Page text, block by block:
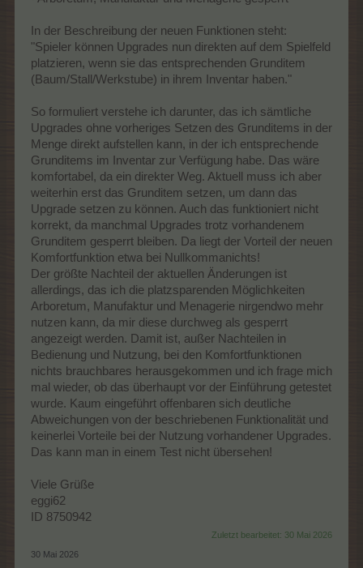
In der Beschreibung der neuen Funktionen steht:
"Spieler können Upgrades nun direkten auf dem Spielfeld
platzieren, wenn sie das entsprechenden Grunditem
(Baum/Stall/Werkstube) in ihrem Inventar haben."
So formuliert verstehe ich darunter, das ich sämtliche
Upgrades ohne vorheriges Setzen des Grunditems in der
Menge direkt aufstellen kann, in der ich entsprechende
Grunditems im Inventar zur Verfügung habe. Das wäre
komfortabel, da ein direkter Weg. Aktuell muss ich aber
weiterhin erst das Grunditem setzen, um dann das
Upgrade setzen zu können. Auch das funktioniert nicht
korrekt, da manchmal Upgrades trotz vorhandenem
Grunditem gesperrt bleiben. Da liegt der Vorteil der neuen
Komfortfunktion etwa bei Nullkommanichts!
Der größte Nachteil der aktuellen Änderungen ist
allerdings, das ich die platzsparenden Möglichkeiten
Arboretum, Manufaktur und Menagerie nirgendwo mehr
nutzen kann, da mir diese durchweg als gesperrt
angezeigt werden. Damit ist, außer Nachteilen in
Bedienung und Nutzung, bei den Komfortfunktionen
nichts brauchbares herausgekommen und ich frage mich
mal wieder, ob das überhaupt vor der Einführung getestet
wurde. Kaum eingeführt offenbaren sich deutliche
Abweichungen von der beschriebenen Funktionalität und
keinerlei Vorteile bei der Nutzung vorhandener Upgrades.
Das kann man in einem Test nicht übersehen!
Viele Grüße
eggi62
ID 8750942
Zuletzt bearbeitet: 30 Mai 2026
30 Mai 2026